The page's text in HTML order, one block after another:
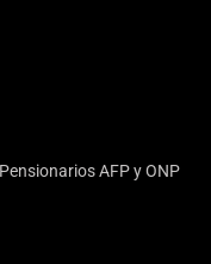
AFP y ONP